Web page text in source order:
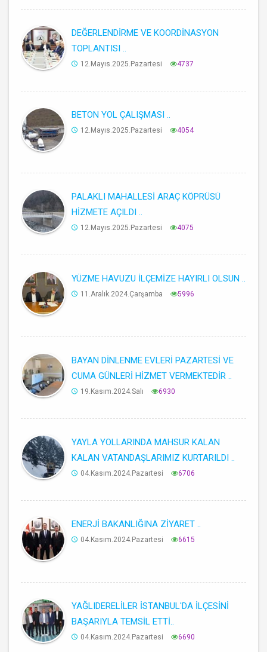
DEĞERLENDİRME VE KOORDİNASYON
TOPLANTISI ..
12.Mayıs.2025.Pazartesi 4737
BETON YOL ÇALIŞMASI ..
12.Mayıs.2025.Pazartesi 4054
PALAKLI MAHALLESİ ARAÇ KÖPRÜSÜ
HİZMETE AÇILDI ..
12.Mayıs.2025.Pazartesi 4075
YÜZME HAVUZU İLÇEMİZE HAYIRLI OLSUN ..
11.Aralık.2024.Çarşamba 5996
BAYAN DİNLENME EVLERİ PAZARTESİ VE
CUMA GÜNLERİ HİZMET VERMEKTEDİR ..
19.Kasım.2024.Salı 6930
YAYLA YOLLARINDA MAHSUR KALAN
KALAN VATANDAŞLARIMIZ KURTARILDI ..
04.Kasım.2024.Pazartesi 6706
ENERJİ BAKANLIĞINA ZİYARET ..
04.Kasım.2024.Pazartesi 6615
YAĞLIDERELİLER İSTANBUL'DA İLÇESİNİ
BAŞARIYLA TEMSİL ETTİ..
04.Kasım.2024.Pazartesi 6690